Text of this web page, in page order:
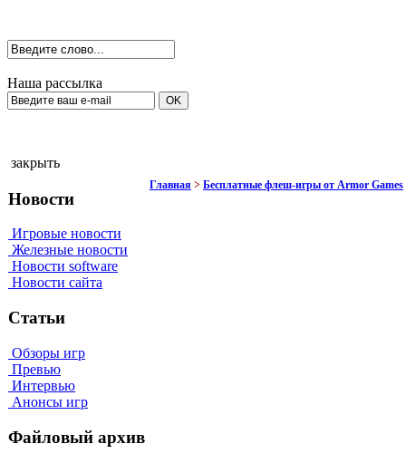
Наша рассылка
закрыть
Новости
Игровые новости
Железные новости
Новости software
Новости сайта
Статьи
Обзоры игр
Превью
Интервью
Анонсы игр
Файловый архив
Главная > Бесплатные флеш-игры от Armor Games